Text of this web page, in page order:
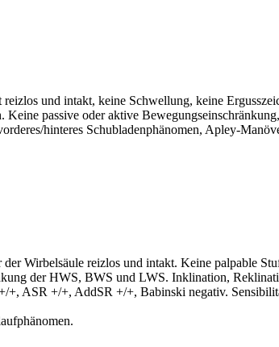
und intakt, keine Schwellung, keine
passive oder aktive
hinteres Schubladenphänomen, Apley-
Wirbelsäule reizlos und intakt. Keine palpable
der HWS, BWS und LWS. Inklination,
+, ASR +/+, AddSR +/+, Babinski negativ.